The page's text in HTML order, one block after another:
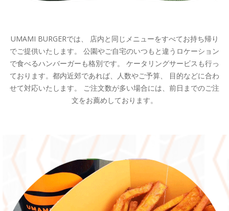
UMAMI BURGERでは、 店内と同じメニューをすべてお持ち帰り
でご提供いたします。 公園やご自宅のいつもと違うロケーション
で食べるハンバーガーも格別です。 ケータリングサービスも行っ
ております。都内近郊であれば、人数やご予算、 目的などに合わ
せて対応いたします。 ご注文数が多い場合には、前日までのご注
文をお薦めしております。